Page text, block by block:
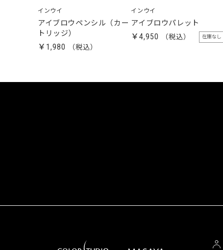
インウイ
アイブロウペンシル（カー
トリッジ）
￥1,980
インウイ
アイブロウパレット
￥4,950 在庫なし